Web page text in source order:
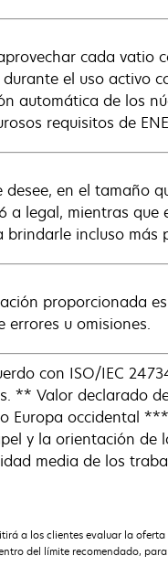
cada vatio
el uso activo
automática de los
requisitos de
desee, en el tamaño
a legal, mientras
brindarle incluso más
proporcionada
errores u omisiones.
con ISO/IEC
** Valor declarado
Europa occidental
y la orientación
media de los
a los clientes evaluar la
del límite recomendado,